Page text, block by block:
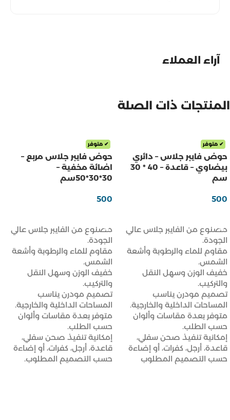
آراء العملاء
المنتجات ذات الصلة
✔ متوفر
حوض فايبر جلاس – دائري
بيضاوي – قاعدة – 40 * 30
سم
500
مصنوع من الفايبر جلاس عالي
الجودة.
مقاوم للماء والرطوبة وأشعة
الشمس.
خفيف الوزن وسهل النقل
والتركيب.
تصميم مودرن يناسب
المساحات الداخلية والخارجية.
متوفر بعدة مقاسات وألوان
حسب الطلب.
إمكانية تنفيذ صحن سفلي،
قاعدة، أرجل، كفرات، أو إضاءة
حسب التصميم المطلوب
✔ متوفر
حوض فايبر جلاس مربع –
اضائة مخفية –
30*30*50سم
500
مصنوع من الفايبر جلاس عالي
الجودة.
مقاوم للماء والرطوبة وأشعة
الشمس.
خفيف الوزن وسهل النقل
والتركيب.
تصميم مودرن يناسب
المساحات الداخلية والخارجية.
متوفر بعدة مقاسات وألوان
حسب الطلب.
إمكانية تنفيذ صحن سفلي،
قاعدة، أرجل، كفرات، أو إضاءة
حسب التصميم المطلوب.